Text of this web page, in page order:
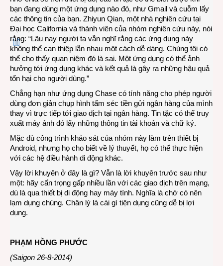
bạn đang dùng một ứng dụng nào đó, như Gmail và cuỗm lấy
các thông tin của bạn. Zhiyun Qian, một nhà nghiên cứu tại
Đại học California và thành viên của nhóm nghiên cứu này, nói
rằng: “Lâu nay người ta vẫn nghĩ rằng các ứng dụng này
không thể can thiệp lẫn nhau một cách dễ dàng. Chúng tôi có
thể cho thấy quan niệm đó là sai. Một ứng dụng có thể ảnh
hưởng tới ứng dụng khác và kết quả là gây ra những hậu quả
tổn hại cho người dùng.”
Chẳng hạn như ứng dụng Chase có tính năng cho phép người
dùng đơn giản chụp hình tấm séc tiền gửi ngân hàng của mình
thay vì trực tiếp tới giao dịch tại ngân hàng. Tin tặc có thể truy
xuất máy ảnh đó lấy những thông tin tài khoản và chữ ký.
Mặc dù công trình khảo sát của nhóm này làm trên thiết bị
Android, nhưng họ cho biết về lý thuyết, họ có thể thực hiện
với các hệ điều hành di động khác.
Vậy lời khuyên ở đây là gì? Vẫn là lời khuyên trước sau như
một: hãy cẩn trọng gấp nhiều lần với các giao dịch trên mạng,
dù là qua thiết bị di động hay máy tính. Nghĩa là chớ có nên
lạm dụng chúng. Chân lý là cái gì tiện dụng cũng dễ bị lợi
dụng.
PHẠM HỒNG PHƯỚC
(Saigon 26-8-2014)